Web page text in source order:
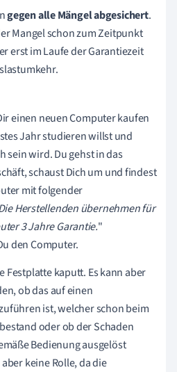
gegen alle Mängel abgesichert.
Mangel schon zum Zeitpunkt
erst im Laufe der Garantiezeit
einen neuen Computer kaufen
Jahr studieren willst und
sein wird. Du gehst in das
schaust Dich um und findest
mit folgender
Herstellendenübernehmen für
3 Jahre Garantie."
den Computer.
Festplatte kaputt. Es kann aber
ob das auf einen
ist, welcher schon beim
oder ob der Schaden
Bedienung ausgelöst
keine Rolle, da die